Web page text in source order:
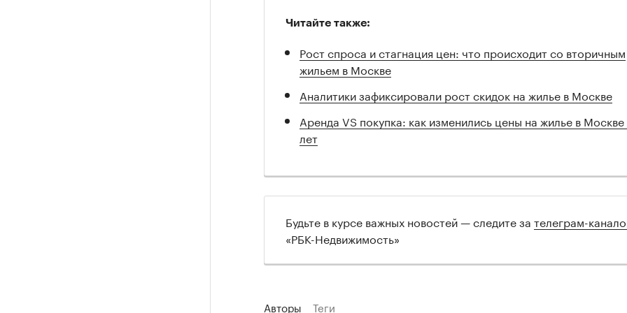
Читайте также:
Рост спроса и стагнация цен: что происходит со вторичным
жильем в Москве
Аналитики зафиксировали рост скидок на жилье в Москве
Аренда VS покупка: как изменились цены на жилье в Москве
лет
Будьте в курсе важных новостей — следите за телеграм-
«РБК-Недвижимость»
Авторы Теги